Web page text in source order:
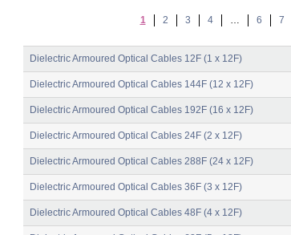
1 2 3 4 … 6 7
Dielectric Armoured Optical Cables 12F (1 x 12F)
Dielectric Armoured Optical Cables 144F (12 x 12F)
Dielectric Armoured Optical Cables 192F (16 x 12F)
Dielectric Armoured Optical Cables 24F (2 x 12F)
Dielectric Armoured Optical Cables 288F (24 x 12F)
Dielectric Armoured Optical Cables 36F (3 x 12F)
Dielectric Armoured Optical Cables 48F (4 x 12F)